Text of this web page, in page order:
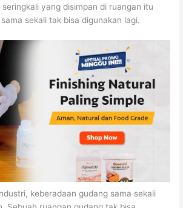
yang disimpan di ruangan itu
sekali tak bisa digunakan lagi.
keberadaan gudang sama sekali